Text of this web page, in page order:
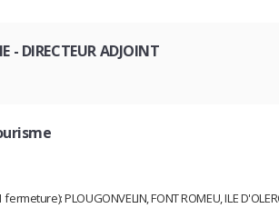
- DIRECTEUR ADJOINT
PLOUGONVELIN, FONT ROMEU, ILE